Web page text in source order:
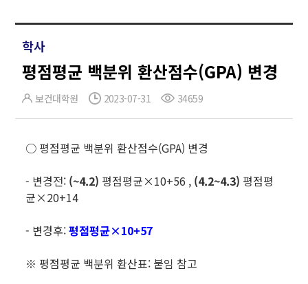
학사
평점평균 백분위 환산점수(GPA) 변경
보건대학원 2023-07-31 34659
○ 평점평균 백분위 환산점수(GPA) 변경
- 변경전: (~4.2) 평점평균×10+56 , (4.2~4.3) 평점평
균×20+14
- 변경후:평점평균×10+57
※ 평점평균 백분위 환산표: 붙임 참고